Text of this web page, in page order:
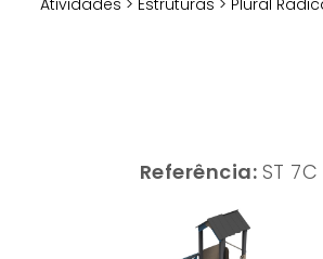
Referência: ST 7C